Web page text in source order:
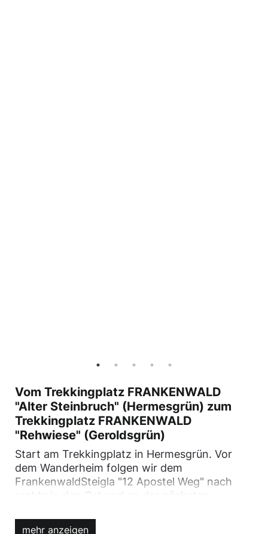
Vom Trekkingplatz FRANKENWALD
"Alter Steinbruch" (Hermesgrün) zum
Trekkingplatz FRANKENWALD
"Rehwiese" (Geroldsgrün)
Start am Trekkingplatz in Hermesgrün. Vor
dem Wanderheim folgen wir dem
FrankenwaldSteigla "12 Apostel Weg" nach
rechts in den Ort und an der nächsten
Teichen wieder rechts und dann nach links auf
mehr anzeigen